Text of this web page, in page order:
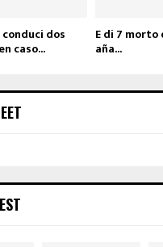
dos
caso...
E di 7
aña...